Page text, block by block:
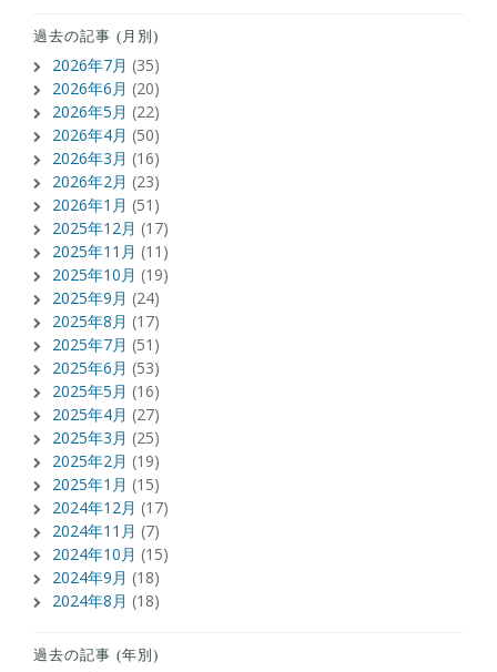
過去の記事 (月別)
2026年7月 (35)
2026年6月 (20)
2026年5月 (22)
2026年4月 (50)
2026年3月 (16)
2026年2月 (23)
2026年1月 (51)
2025年12月 (17)
2025年11月 (11)
2025年10月 (19)
2025年9月 (24)
2025年8月 (17)
2025年7月 (51)
2025年6月 (53)
2025年5月 (16)
2025年4月 (27)
2025年3月 (25)
2025年2月 (19)
2025年1月 (15)
2024年12月 (17)
2024年11月 (7)
2024年10月 (15)
2024年9月 (18)
2024年8月 (18)
過去の記事 (年別)